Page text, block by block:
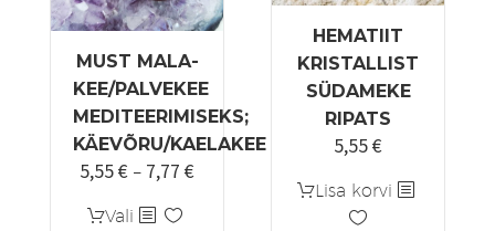
MUST MALA-
KEE/PALVEKEE
MEDITEERIMISEKS;
KÄEVÕRU/KAELAKEE
5,55€ – 7,77 €Hinnavahemik:
Vali Sellel
HEMATIIT
KRISTALLIST
SÜDAMEKE
RIPATS
5,55€
Lisa korvi